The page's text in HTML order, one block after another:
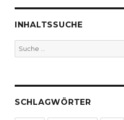
INHALTSSUCHE
Suche
nach:
SCHLAGWÖRTER